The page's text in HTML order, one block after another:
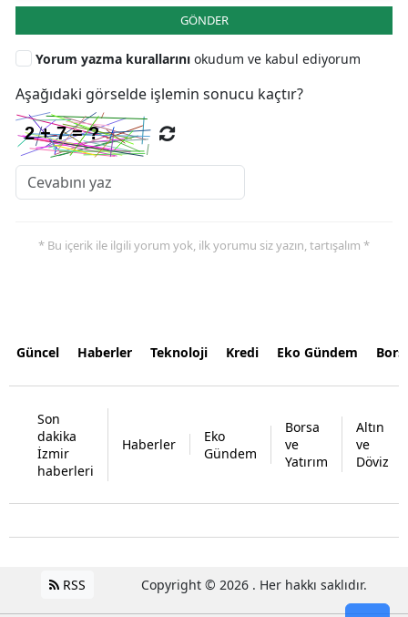
GÖNDER
Yorum yazma kurallarını okudum ve kabul ediyorum
Aşağıdaki görselde işlemin sonucu kaçtır?
* Bu içerik ile ilgili yorum yok, ilk yorumu siz yazın, tartışalım *
Güncel Haberler Teknoloji Kredi Eko Gündem
Son
dakika
İzmir
haberleri
Haberler
Eko
Gündem
Borsa
ve
Yatırım
Altın
ve
Döviz
RSS Copyright © 2026 . Her hakkı saklıdır.